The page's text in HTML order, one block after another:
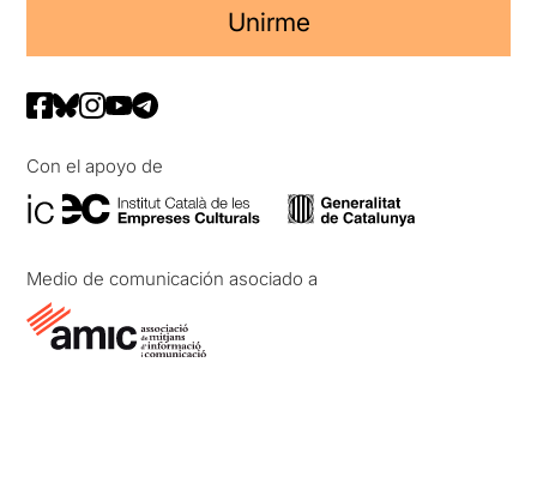
Unirme
Con el apoyo de
Medio de comunicación asociado a